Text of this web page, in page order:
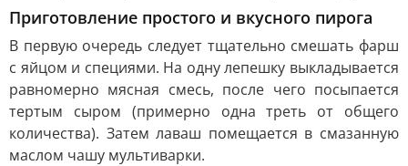
Приготовление простого и вкусного пирога
В первую очередь следует тщательно смешать фарш
с яйцом и специями. На одну лепешку выкладывается
равномерно мясная смесь, после чего посыпается
тертым сыром (примерно одна треть от общего
количества). Затем лаваш помещается в смазанную
маслом чашу мультиварки.